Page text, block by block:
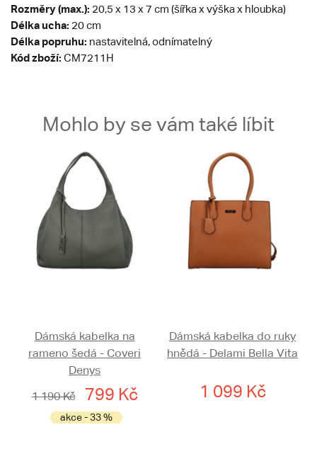
Rozměry (max.): 20,5 x 13 x 7 cm (šířka x výška x hloubka)
Délka ucha: 20 cm
Délka popruhu: nastavitelná, odnímatelný
Kód zboží: CM7211H
Mohlo by se vám také líbit
Dámská kabelka na
rameno šedá - Coveri
Denys
1 190 Kč
799 Kč
akce - 33 %
Dámská kabelka do ruky
hnědá - Delami Bella Vita
1 099 Kč